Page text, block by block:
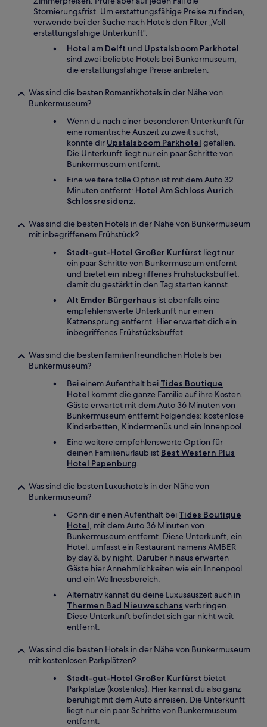
Stornierungsfrist. Um erstattungsfähige Preise zu finden,
verwende bei der Suche nach Hotels den Filter „Voll
erstattungsfähige Unterkunft".
Hotel am Delft und Upstalsboom Parkhotel
sind zwei beliebte Hotels bei Bunkermuseum,
die erstattungsfähige Preise anbieten.
Was sind die besten Romantikhotels in der Nähe von
Bunkermuseum?
Wenn du nach einer besonderen Unterkunft für
eine romantische Auszeit zu zweit suchst,
könnte dir Upstalsboom Parkhotel gefallen.
Die Unterkunft liegt nur ein paar Schritte von
Bunkermuseum entfernt.
Eine weitere tolle Option ist mit dem Auto 32
Minuten entfernt: Hotel Am Schloss Aurich
Schlossresidenz.
Was sind die besten Hotels in der Nähe von Bunkermuseum
mit inbegriffenem Frühstück?
Stadt-gut-Hotel Großer Kurfürst liegt nur
ein paar Schritte von Bunkermuseum entfernt
und bietet ein inbegriffenes Frühstücksbuffet,
damit du gestärkt in den Tag starten kannst.
Alt Emder Bürgerhaus ist ebenfalls eine
empfehlenswerte Unterkunft nur einen
Katzensprung entfernt. Hier erwartet dich ein
inbegriffenes Frühstücksbuffet.
Was sind die besten familienfreundlichen Hotels bei
Bunkermuseum?
Bei einem Aufenthalt bei Tides Boutique
Hotel kommt die ganze Familie auf ihre Kosten.
Gäste erwartet mit dem Auto 36 Minuten von
Bunkermuseum entfernt Folgendes: kostenlose
Kinderbetten, Kindermenüs und ein Innenpool.
Eine weitere empfehlenswerte Option für
deinen Familienurlaub ist Best Western Plus
Hotel Papenburg.
Was sind die besten Luxushotels in der Nähe von
Bunkermuseum?
Gönn dir einen Aufenthalt bei Tides Boutique
Hotel, mit dem Auto 36 Minuten von
Bunkermuseum entfernt. Diese Unterkunft, ein
Hotel, umfasst ein Restaurant namens AMBER
by day & by night. Darüber hinaus erwarten
Gäste hier Annehmlichkeiten wie ein Innenpool
und ein Wellnessbereich.
Alternativ kannst du deine Luxusauszeit auch in
Thermen Bad Nieuweschans verbringen.
Diese Unterkunft befindet sich gar nicht weit
entfernt.
Was sind die besten Hotels in der Nähe von Bunkermuseum
mit kostenlosen Parkplätzen?
Stadt-gut-Hotel Großer Kurfürst bietet
Parkplätze (kostenlos). Hier kannst du also ganz
beruhigt mit dem Auto anreisen. Die Unterkunft
liegt nur ein paar Schritte von Bunkermuseum
entfernt.